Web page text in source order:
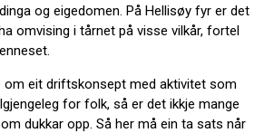
og eigedomen. På Hellisøy fyr er det
omvising i tårnet på visse vilkår, fortel
om eit driftskonsept med aktivitet som
for folk, så er det ikkje mange
dukkar opp. Så her må ein ta sats når